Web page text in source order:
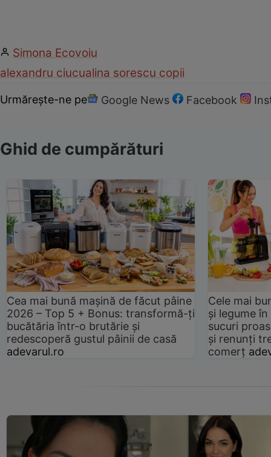
Simona Ecovoiu
alexandru ciucualina sorescu copii
Urmărește-ne pe Google News Facebook
Ghid de cumpărături
Cea mai bună mașină de făcut pâine
2026 – Top 5 + Bonus: transformă-ți
bucătăria într-o brutărie și
redescoperă gustul pâinii de casă
adevarul.ro
Cele mai
și legume
sucuri
și renunți
comerț